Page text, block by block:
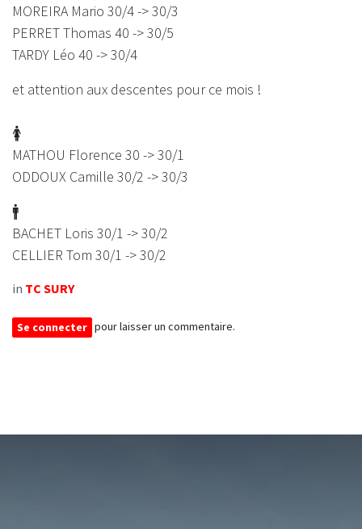
MOREIRA Mario 30/4 -> 30/3
PERRET Thomas 40 -> 30/5
TARDY Léo 40 -> 30/4
et attention aux descentes pour ce mois !
🚺
MATHOU Florence 30 -> 30/1
ODDOUX Camille 30/2 -> 30/3
🚹
BACHET Loris 30/1 -> 30/2
CELLIER Tom 30/1 -> 30/2
in TC SURY
Se connecter pour laisser un commentaire.